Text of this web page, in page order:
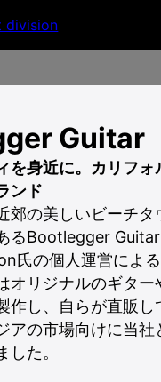
Guitar
を身近に。カリフォ
ンド
郊の美しいビーチタ
るBootlegger
氏の個人運営によ
オリジナルのギタ
作し、自らが直販し
アの市場向けに当社
した。